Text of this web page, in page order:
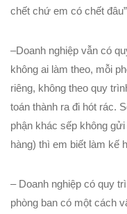
chết chứ em có chết
–Doanh nghiệp vẫn có
không ai làm theo, mỗi
riêng, không theo quy
toán thành ra đi hót rác.
phận khác sếp không
hàng) thì em biết làm kế
– Doanh nghiệp có quy
phòng ban có một cách